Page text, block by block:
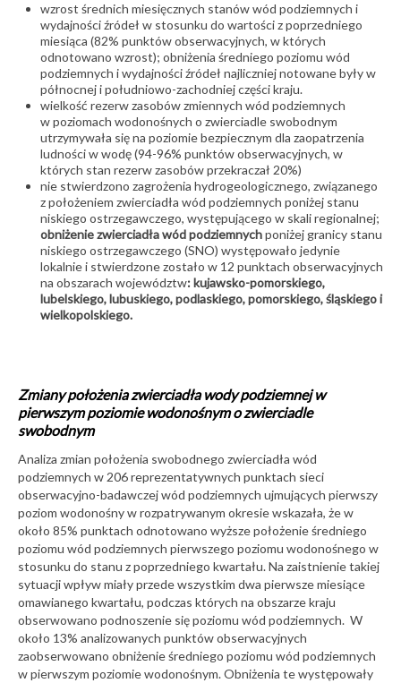
wzrost średnich miesięcznych stanów wód podziemnych i
wydajności źródeł w stosunku do wartości z poprzedniego
miesiąca (82% punktów obserwacyjnych, w których
odnotowano wzrost); obniżenia średniego poziomu wód
podziemnych i wydajności źródeł najliczniej notowane były w
północnej i południowo-zachodniej części kraju.
wielkość rezerw zasobów zmiennych wód podziemnych
w poziomach wodonośnych o zwierciadle swobodnym
utrzymywała się na poziomie bezpiecznym dla zaopatrzenia
ludności w wodę (94-96% punktów obserwacyjnych, w
których stan rezerw zasobów przekraczał 20%)
nie stwierdzono zagrożenia hydrogeologicznego, związanego
z położeniem zwierciadła wód podziemnych poniżej stanu
niskiego ostrzegawczego, występującego w skali regionalnej;
obniżenie zwierciadła wód podziemnychponiżej granicy stanu
niskiego ostrzegawczego (SNO) występowało jedynie
lokalnie i stwierdzone zostało w 12 punktach obserwacyjnych
na obszarach województw: kujawsko-pomorskiego,
lubelskiego, lubuskiego, podlaskiego, pomorskiego, śląskiego i
wielkopolskiego.
Zmiany położenia zwierciadła wody podziemnej w
pierwszym poziomie wodonośnym o zwierciadle
swobodnym
Analiza zmian położenia swobodnego zwierciadła wód
podziemnych w 206 reprezentatywnych punktach sieci
obserwacyjno-badawczej wód podziemnych ujmujących pierwszy
poziom wodonośny w rozpatrywanym okresie wskazała, że w
około 85% punktach odnotowano wyższe położenie średniego
poziomu wód podziemnych pierwszego poziomu wodonośnego w
stosunku do stanu z poprzedniego kwartału. Na zaistnienie takiej
sytuacji wpływ miały przede wszystkim dwa pierwsze miesiące
omawianego kwartału, podczas których na obszarze kraju
obserwowano podnoszenie się poziomu wód podziemnych. W
około 13% analizowanych punktów obserwacyjnych
zaobserwowano obniżenie średniego poziomu wód podziemnych
w pierwszym poziomie wodonośnym. Obniżenia te występowały